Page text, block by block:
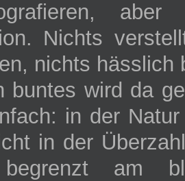
aber
Nichts
nichts hässlich
buntes wird da
in der
in der
am